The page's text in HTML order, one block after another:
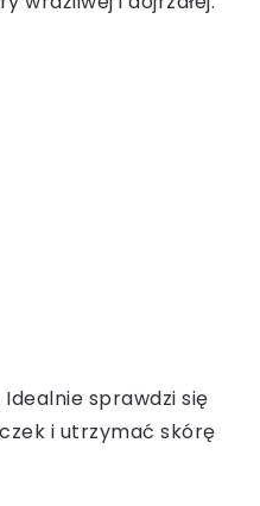
sprawdzi się
i utrzymać skórę